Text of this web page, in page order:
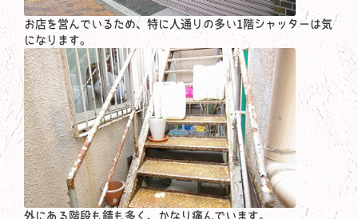
お店を営んでいるため、特に人通りの多い1階シャッターは気
になります。
外にある階段も錆も多く、かなり痛んでいます。